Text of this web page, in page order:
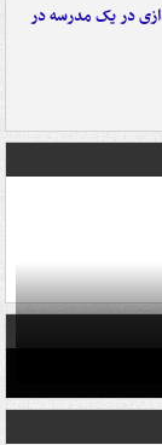
در یک مدرسه در